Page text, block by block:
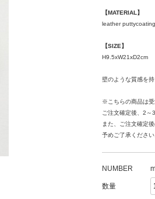
【MATERIAL】
leather puttycoating
【SIZE】
H9.5xW21xD2cm
壁のような質感を持
※こちらの商品は受
ご注文確定後、2～
また、ご注文確定
予めご了承ください
NUMBER
数量